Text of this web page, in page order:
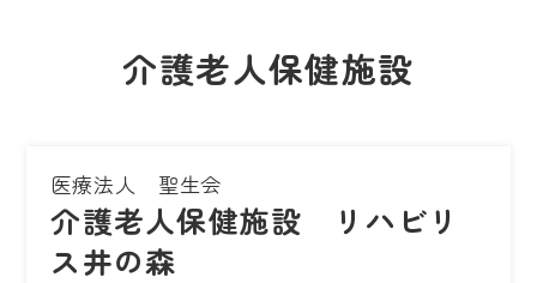
介護老人保健施設
医療法人 聖生会
介護老人保健施設 リハビリ
ス井の森